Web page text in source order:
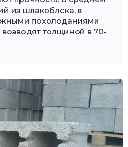
из шлакоблока, в
похолоданиями
возводят толщиной в 70-